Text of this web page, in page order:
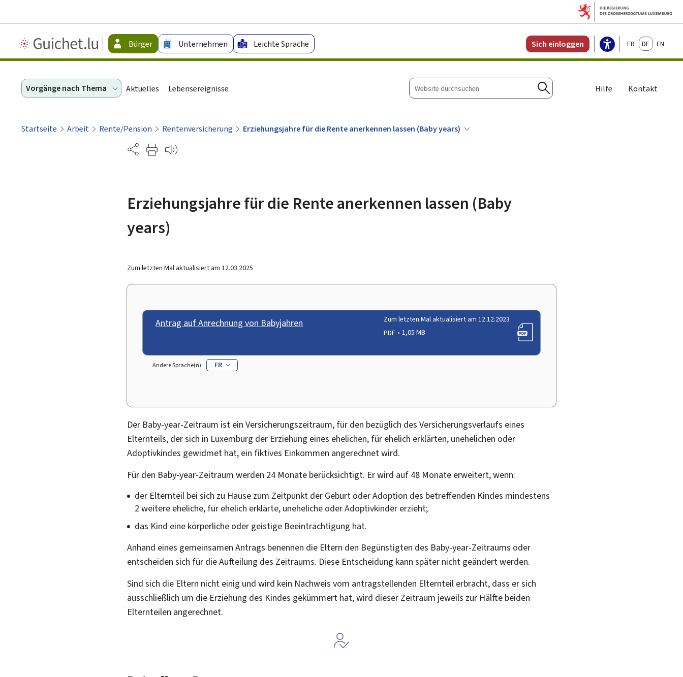
Guichet.lu
-
Bürger Unternehmen Leichte Sprache Sich einloggen FrançaisDeutschEnglish
Vorgänge nach Thema Aktuelles Lebensereignisse
Website
durchsuchen
Suchen
Hilfe Kontakt
Startseite Arbeit Rente/Pension Rentenversicherung
Erziehungsjahre für die Rente anerkennen lassen (Baby years)
Partage
Erziehungsjahre für die Rente anerkennen lassen (Baby
years)
Zum letzten Mal aktualisiert am 12.03.2025
Antrag auf Anrechnung von Babyjahren
Zum letzten Mal aktualisiert am 12.12.2023
PDF
1,05 MB
Andere Sprache(n) FR
Der Baby-year-Zeitraum ist ein Versicherungszeitraum, für den bezüglich des Versicherungsverlaufs eines
Elternteils, der sich in Luxemburg der Erziehung eines ehelichen, für ehelich erklärten, unehelichen oder
Adoptivkindes gewidmet hat, ein fiktives Einkommen angerechnet wird.
Für den Baby-year-Zeitraum werden 24 Monate berücksichtigt. Er wird auf 48 Monate erweitert, wenn:
der Elternteil bei sich zu Hause zum Zeitpunkt der Geburt oder Adoption des betreffenden Kindes mindestens
2 weitere eheliche, für ehelich erklärte, uneheliche oder Adoptivkinder erzieht;
das Kind eine körperliche oder geistige Beeinträchtigung hat.
Anhand eines gemeinsamen Antrags benennen die Eltern den Begünstigten des Baby-year-Zeitraums oder
entscheiden sich für die Aufteilung des Zeitraums. Diese Entscheidung kann später nicht geändert werden.
Sind sich die Eltern nicht einig und wird kein Nachweis vom antragstellenden Elternteil erbracht, dass er sich
ausschließlich um die Erziehung des Kindes gekümmert hat, wird dieser Zeitraum jeweils zur Hälfte beiden
Elternteilen angerechnet.